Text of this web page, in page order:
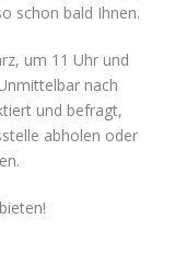
schon bald Ihnen.
um 11 Uhr und
nach
und befragt,
abholen oder